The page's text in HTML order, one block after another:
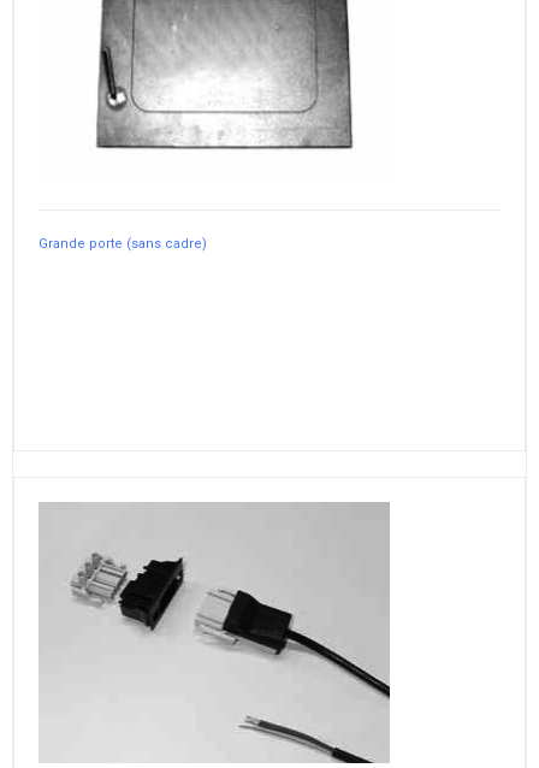
Grande porte (sans cadre)